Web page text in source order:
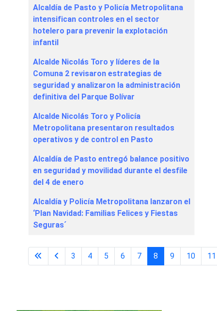
Alcaldía de Pasto y Policía Metropolitana
intensifican controles en el sector
hotelero para prevenir la explotación
infantil
Alcalde Nicolás Toro y líderes de la
Comuna 2 revisaron estrategias de
seguridad y analizaron la administración
definitiva del Parque Bolívar
Alcalde Nicolás Toro y Policía
Metropolitana presentaron resultados
operativos y de control en Pasto
Alcaldía de Pasto entregó balance positivo
en seguridad y movilidad durante el desfile
del 4 de enero
Alcaldía y Policía Metropolitana lanzaron el
‘Plan Navidad: Familias Felices y Fiestas
Seguras´
Página 8 de 67
3 4 5 6 7 8 9 10 11